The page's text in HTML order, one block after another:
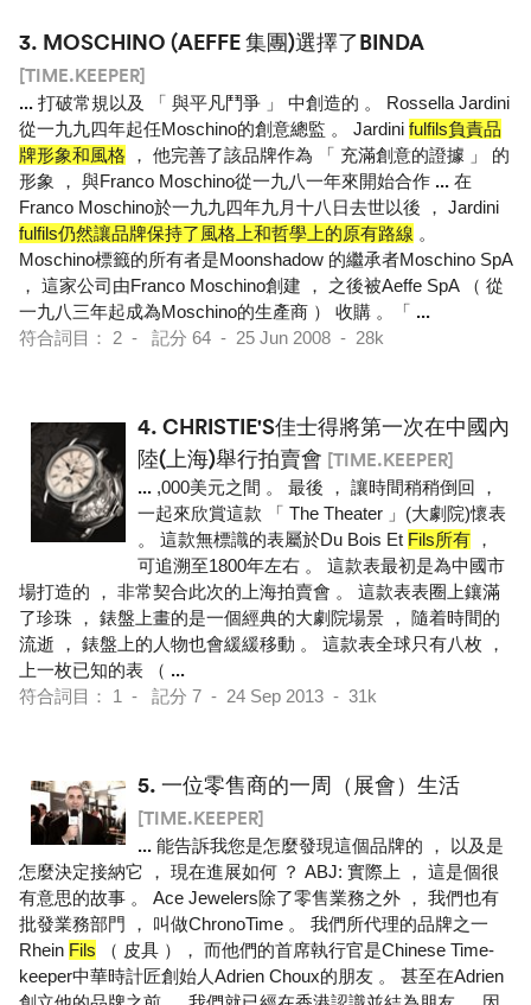
3. MOSCHINO (AEFFE 集團)選擇了BINDA
[TIME.KEEPER]
... 打破常規以及 「 與平凡鬥爭 」 中創造的 。 Rossella Jardini
從一九九四年起任Moschino的創意總監 。 Jardini fulfils負責品
牌形象和風格 ， 他完善了該品牌作為 「 充滿創意的證據 」 的
形象 ， 與Franco Moschino從一九八一年來開始合作 ... 在
Franco Moschino於一九九四年九月十八日去世以後 ， Jardini
fulfils仍然讓品牌保持了風格上和哲學上的原有路線 。
Moschino標籤的所有者是Moonshadow 的繼承者Moschino SpA
， 這家公司由Franco Moschino創建 ， 之後被Aeffe SpA （ 從
一九八三年起成為Moschino的生產商 ） 收購 。「 ...
符合詞目： 2 - 記分 64 - 25 Jun 2008 - 28k
4. CHRISTIE'S佳士得將第一次在中國內
陸(上海)舉行拍賣會 [TIME.KEEPER]
... ,000美元之間 。 最後 ， 讓時間稍稍倒回 ，
一起來欣賞這款 「 The Theater 」(大劇院)懷表
。 這款無標識的表屬於Du Bois Et Fils所有 ，
可追溯至1800年左右 。 這款表最初是為中國市
場打造的 ， 非常契合此次的上海拍賣會 。 這款表表圈上鑲滿
了珍珠 ， 錶盤上畫的是一個經典的大劇院場景 ， 隨着時間的
流逝 ， 錶盤上的人物也會緩緩移動 。 這款表全球只有八枚 ，
上一枚已知的表 （ ...
符合詞目： 1 - 記分 7 - 24 Sep 2013 - 31k
5. 一位零售商的一周（展會）生活
[TIME.KEEPER]
... 能告訴我您是怎麼發現這個品牌的 ， 以及是
怎麼決定接納它 ， 現在進展如何 ？ ABJ: 實際上 ， 這是個很
有意思的故事 。 Ace Jewelers除了零售業務之外 ， 我們也有
批發業務部門 ， 叫做ChronoTime 。 我們所代理的品牌之一
Rhein Fils （ 皮具 ）， 而他們的首席執行官是Chinese Time-
keeper中華時計匠創始人Adrien Choux的朋友 。 甚至在Adrien